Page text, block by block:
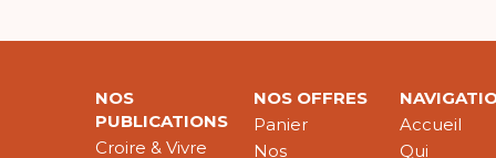
NOS
PUBLICATIONS
Croire & Vivre
NOS OFFRES
Panier
Nos
Accueil
Qui